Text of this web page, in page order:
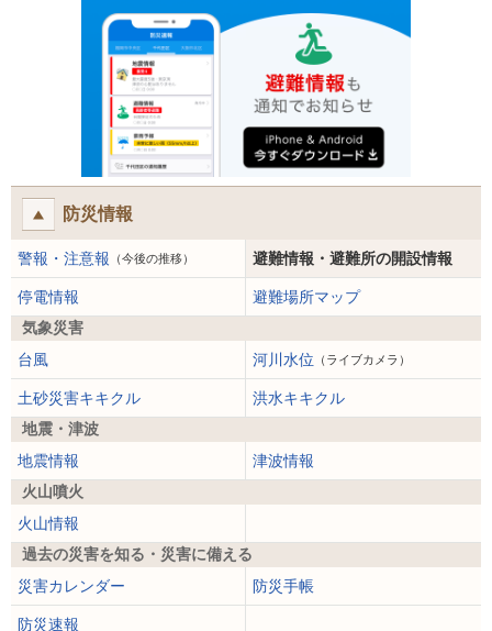
防災情報
警報・注意報 （今後の推移） 避難情報・避難所の開設情報
停電情報
避難場所マップ
気象災害
台風
河川水位 （ライブカメラ）
土砂災害キキクル
洪水キキクル
地震・津波
地震情報
津波情報
火山噴火
火山情報
過去の災害を知る・災害に備える
災害カレンダー
防災手帳
防災速報